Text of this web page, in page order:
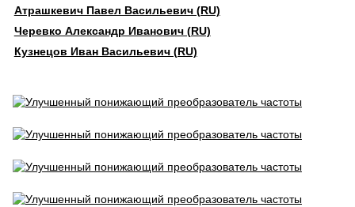
Атрашкевич Павел Васильевич (RU)
Черевко Александр Иванович (RU)
Кузнецов Иван Васильевич (RU)